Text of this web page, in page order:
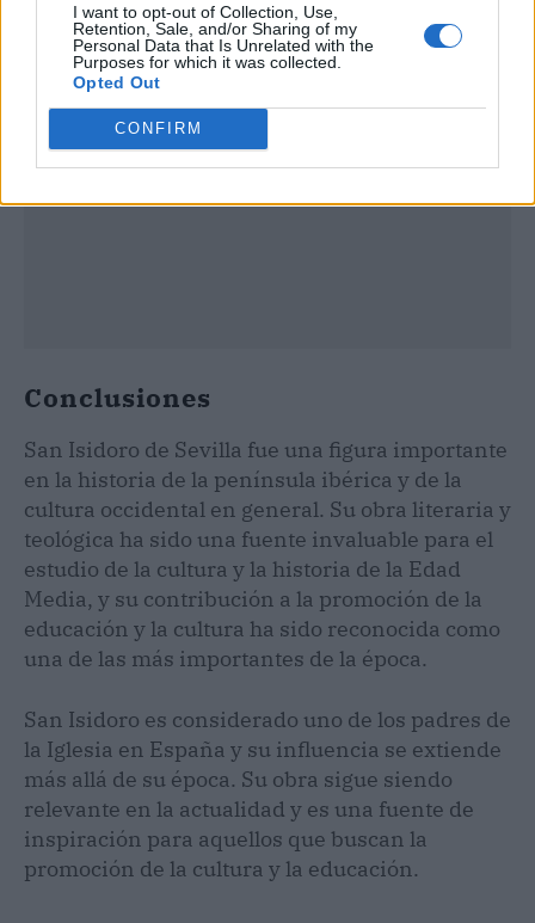
I want to opt-out of Collection, Use,
Retention, Sale, and/or Sharing of my
Personal Data that Is Unrelated with the
Purposes for which it was collected.
Opted Out
CONFIRM
Conclusiones
San Isidoro de Sevilla fue una figura importante
en la historia de la península ibérica y de la
cultura occidental en general. Su obra literaria y
teológica ha sido una fuente invaluable para el
estudio de la cultura y la historia de la Edad
Media, y su contribución a la promoción de la
educación y la cultura ha sido reconocida como
una de las más importantes de la época.
San Isidoro es considerado uno de los padres de
la Iglesia en España y su influencia se extiende
más allá de su época. Su obra sigue siendo
relevante en la actualidad y es una fuente de
inspiración para aquellos que buscan la
promoción de la cultura y la educación.